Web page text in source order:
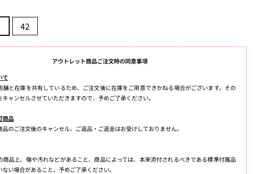
42
アウトレット商品ご注文時の同意事項
て
舗と在庫を共有しているため、ご注文後に在庫をご用意できかねる場合がございます。その
ャンセルさせていただきますので、予めご了承ください。
商品
品のご注文後のキャンセル、ご返品・ご返金はお受けしておりません。
商品上、傷や汚れなどがあること、商品によっては、本来添付されるべきである標準付属品
い場合があること、予めご了承ください。